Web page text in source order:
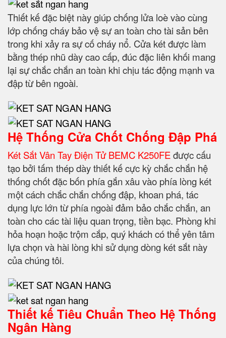
Thiết kế đặc biệt này giúp chống lửa loè vào cùng
lớp chống cháy bảo vệ sự an toàn cho tài sản bên
trong khi xảy ra sự cố cháy nổ. Cửa két được làm
bằng thép nhũ dày cao cấp, đúc đặc liên khối mang
lại sự chắc chắn an toàn khi chịu tác động mạnh va
đập từ bên ngoài.
Hệ Thống Cửa Chốt Chống Đập Phá
Két Sắt Vân Tay Điện Tử BEMC K250FEđược cấu
tạo bởi tấm thép dày thiết kế cực kỳ chắc chắn hệ
thống chốt đặc bốn phía gắn xâu vào phía lòng két
một cách chắc chắn chống đập, khoan phá, tác
dụng lực lớn từ phía ngoài đảm bảo chắc chắn, an
toàn cho các tài liệu quan trọng, tiền bạc. Phòng khi
hỏa hoạn hoặc trộm cắp, quý khách có thể yên tâm
lựa chọn và hài lòng khi sử dụng dòng két sắt này
của chúng tôi.
Thiết kế Tiêu Chuẩn Theo Hệ Thống
Ngân Hàng